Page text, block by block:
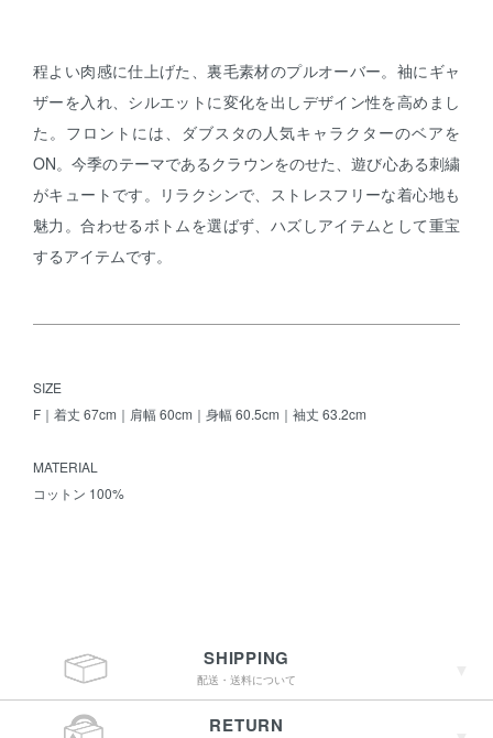
程よい肉感に仕上げた、裏毛素材のプルオーバー。袖にギャ
ザーを入れ、シルエットに変化を出しデザイン性を高めまし
た。フロントには、ダブスタの人気キャラクターのベアを
ON。今季のテーマであるクラウンをのせた、遊び心ある刺繍
がキュートです。リラクシンで、ストレスフリーな着心地も
魅力。合わせるボトムを選ばず、ハズしアイテムとして重宝
するアイテムです。
SIZE
F｜着丈 67cm｜肩幅 60cm｜身幅 60.5cm｜袖丈 63.2cm
MATERIAL
コットン 100%
SHIPPING
配送・送料について
RETURN